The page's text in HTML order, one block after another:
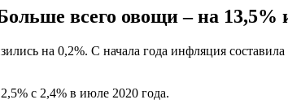
всего овощи – на
на 0,2%. С начала года инфляция
с 2,4% в июле 2020 года.